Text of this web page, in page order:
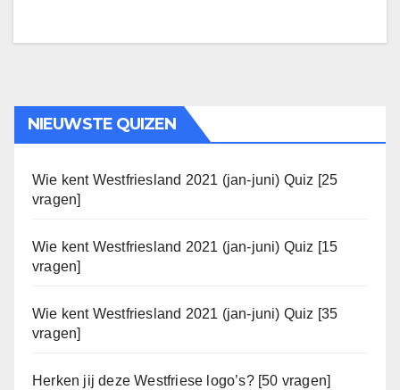
NIEUWSTE QUIZEN
Wie kent Westfriesland 2021 (jan-juni) Quiz [25
vragen]
Wie kent Westfriesland 2021 (jan-juni) Quiz [15
vragen]
Wie kent Westfriesland 2021 (jan-juni) Quiz [35
vragen]
Herken jij deze Westfriese logo’s? [50 vragen]